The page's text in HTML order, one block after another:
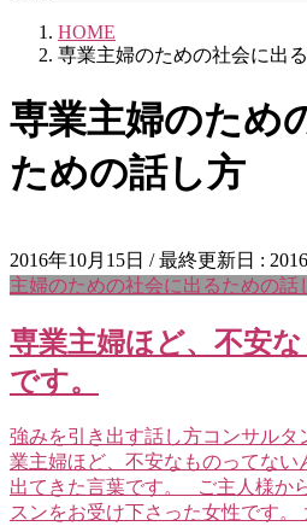
HOME
専業主婦のための社会に出
専業主婦のため
ための話し方
2016年10月15日 / 最終更新日 :
主婦のための社会に出るための話
専業主婦ほど、不安なものってないん
です。
強みを引き出す話し方コンサルタ
業主婦ほど、不安なものってない
出てきた言葉です。 ご主人様か
スンをお受け下さった女性です